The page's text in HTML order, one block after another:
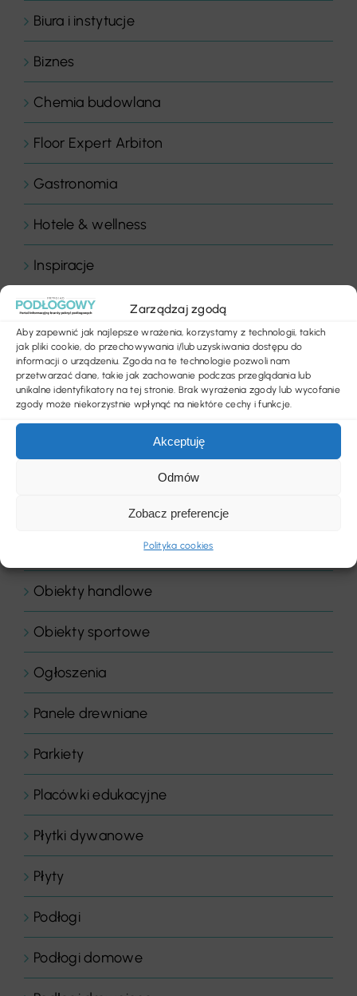
Zarządzaj zgodą
Aby zapewnić jak najlepsze wrażenia, korzystamy z technologii, takich
jak pliki cookie, do przechowywania i/lub uzyskiwania dostępu do
informacji o urządzeniu. Zgoda na te technologie pozwoli nam
przetwarzać dane, takie jak zachowanie podczas przeglądania lub
unikalne identyfikatory na tej stronie. Brak wyrażenia zgody lub wycofanie
zgody może niekorzystnie wpłynąć na niektóre cechy i funkcje.
Akceptuję
Odmów
Zobacz preferencje
Polityka cookies
Biura i instytucje
Biznes
Chemia budowlana
Floor Expert Arbiton
Gastronomia
Hotele & wellness
Inspiracje
Komentarz dnia
Komentarze
Konkurs
Listwy podłogowe
Nowości produktowe
Obiekty handlowe
Obiekty sportowe
Ogłoszenia
Panele drewniane
Parkiety
Placówki edukacyjne
Płytki dywanowe
Płyty
Podłogi
Podłogi domowe